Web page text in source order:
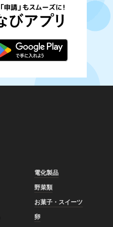
電化製品
野菜類
お菓子・スイーツ
卵